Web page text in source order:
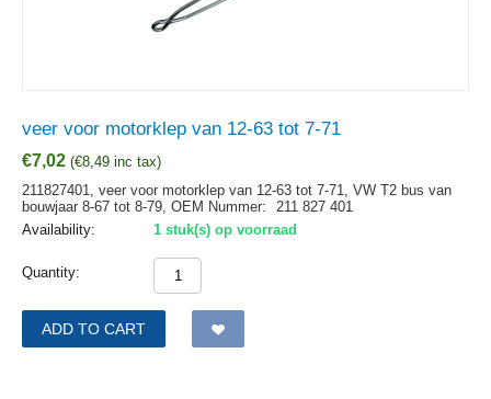
veer voor motorklep van 12-63 tot 7-71
€7,02 (€8,49 inc tax)
211827401, veer voor motorklep van 12-63 tot 7-71, VW T2 bus van
bouwjaar 8-67 tot 8-79, OEM Nummer:
211 827 401
Availability:
1 stuk(s) op voorraad
Quantity:
ADD TO CART